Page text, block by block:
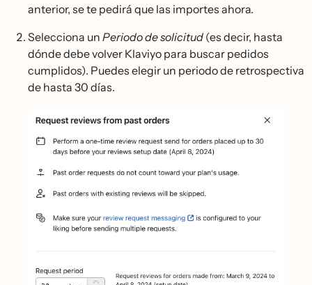
anterior, se te pedirá que las importes ahora.
Selecciona un Periodo de solicitud (es decir, hasta
dónde debe volver Klaviyo para buscar pedidos
cumplidos). Puedes elegir un periodo de retrospectiva
de hasta 30 días.